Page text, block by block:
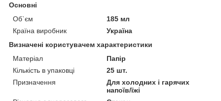
Основні
Об`єм
185 мл
Країна виробник
Україна
Визначені користувачем характеристики
Матеріал
Папір
Кількість в упаковці
25 шт.
Призначення
Для холодних і гарячих
напоїв/їжі